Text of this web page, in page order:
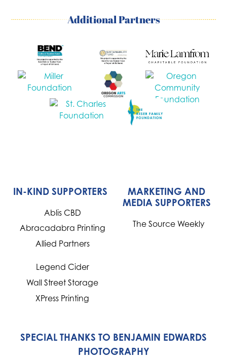
Additional Partners
IN-KIND SUPPORTERS
Ablis CBD
Abracadabra Printing
Allied Partners
Legend Cider
Wall Street Storage
XPress Printing
MARKETING AND
MEDIA SUPPORTERS
The Source Weekly
SPECIAL THANKS TO BENJAMIN EDWARDS
PHOTOGRAPHY